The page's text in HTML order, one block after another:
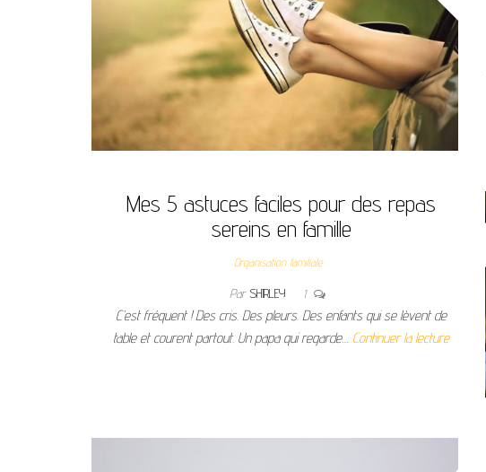
Mes 5 astuces faciles pour des repas
sereins en famille
Organisation familiale
Par SHIRLEY 1
C’est fréquent ! Des cris. Des pleurs. Des enfants qui se lèvent de
table et courent partout. Un papa qui regarde… Continuer la lecture